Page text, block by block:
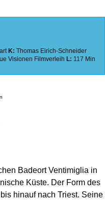
K: Thomas Eirich-Schneider
Visionen Filmverleih L: 117 Min
Badeort Ventimiglia in
Küste. Der Form des
hinauf nach Triest. Seine